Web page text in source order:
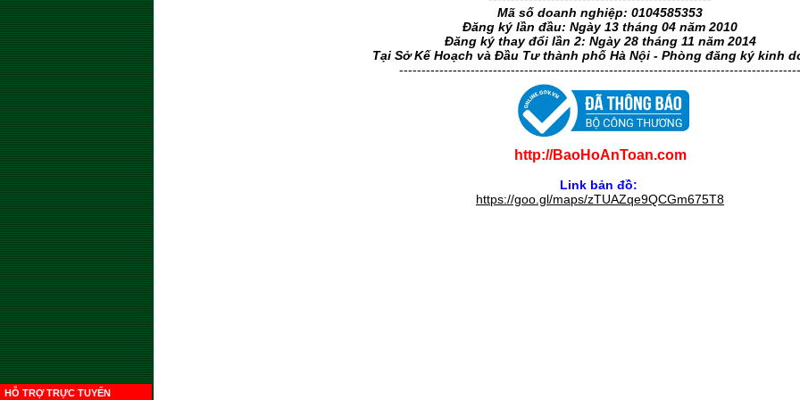
HỖ TRỢ TRỰC TUYẾN
Mã số doanh nghiệp: 0104585353
Đăng ký lần đầu: Ngày 13 tháng 04 năm 2010
Đăng ký thay đổi lần 2: Ngày 28 tháng 11 năm 2014
Tại Sở Kế Hoạch và Đầu Tư thành phố Hà Nội - Phòng đăng ký kinh
------------------------------------------------------------------------------------------
http://BaoHoAnToan.com
Link bản đồ:
https://goo.gl/maps/zTUAZqe9QCGm675T8